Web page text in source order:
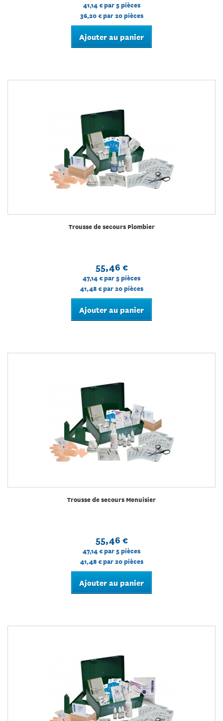
41,14 €par 5 pièces
36,20 €par 20 pièces
Ajouter au panier
Trousse de secours Plombier
55,46 €
47,14 €par 5 pièces
41,48 €par 20 pièces
Ajouter au panier
Trousse de secours Menuisier
55,46 €
47,14 €par 5 pièces
41,48 €par 20 pièces
Ajouter au panier